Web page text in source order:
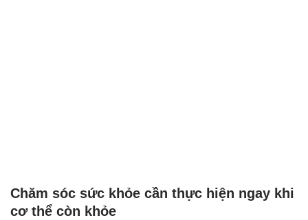
Chăm sóc sức khỏe cần thực hiện ngay khi
cơ thể còn khỏe